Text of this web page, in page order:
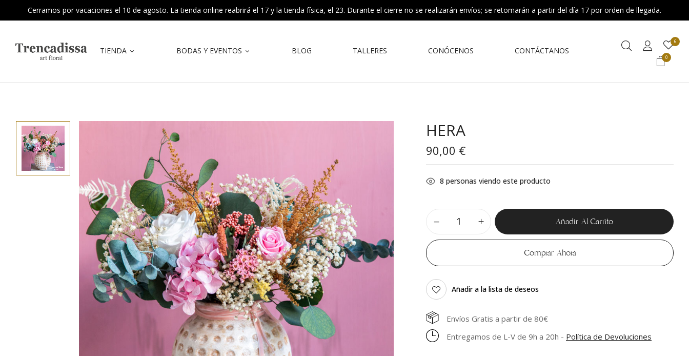
Cerramos por vacaciones el 10 de agosto. La tienda online reabrirá el 17 y la tienda física, el 23. Durante el cierre no se realizarán envíos; se retomarán a partir del día 17 por orden de llegada.
TIENDA BODAS Y EVENTOS BLOG TALLERES CONÓCENOS CONTÁCTANOS
6
0
HERA
90,00 €
8 personas viendo este producto
Añadir Al Carrito
Comprar Ahora
Añadir a la lista de deseos
Envíos Gratis a partir de 80€
Entregamos de L-V de 9h a 20h - Política de Devoluciones